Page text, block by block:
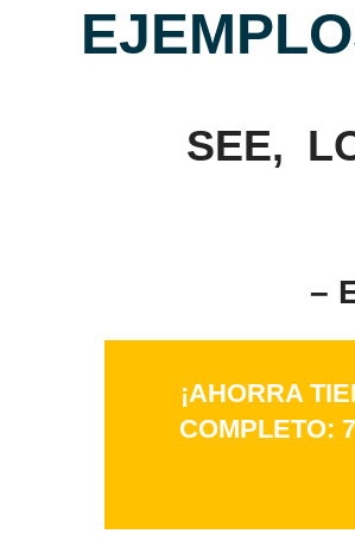
SEE,
–
¡AHORRA
COMPLETO: